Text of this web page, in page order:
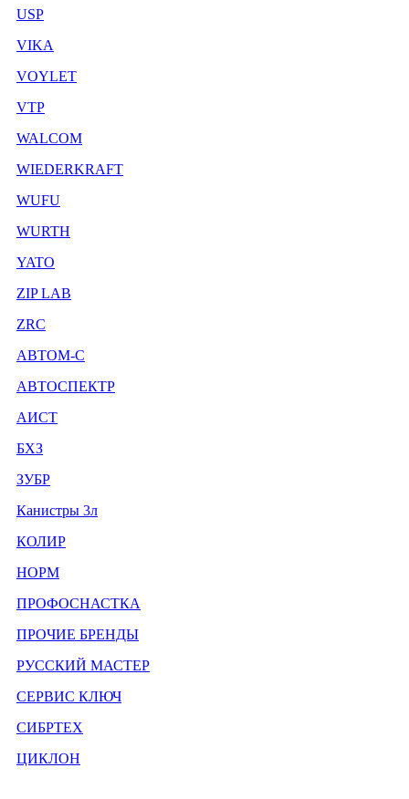
USP
VIKA
VOYLET
VTP
WALCOM
WIEDERKRAFT
WUFU
WURTH
YATO
ZIP LAB
ZRC
АВТОМ-С
АВТОСПЕКТР
АИСТ
БХЗ
ЗУБР
Канистры 3л
КОЛИР
НОРМ
ПРОФОСНАСТКА
ПРОЧИЕ БРЕНДЫ
РУССКИЙ МАСТЕР
СЕРВИС КЛЮЧ
СИБРТЕХ
ЦИКЛОН